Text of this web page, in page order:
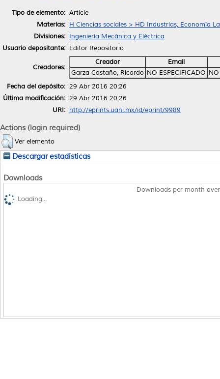
Tipo de elemento: Article
Materias: H Ciencias sociales > HD Industrias, Economía
Divisiones: Ingeniería Mecánica y Eléctrica
Usuario depositante: Editor Repositorio
Creadores:
Creador
Email
Garza Castaño, Ricardo NO ESPECIFICADO
Fecha del depósito: 29 Abr 2016 20:26
Última modificación: 29 Abr 2016 20:26
URI: http://eprints.uanl.mx/id/eprint/9989
Actions (login required)
Ver elemento
Descargar estadísticas
Downloads
Downloads per month
Loading...